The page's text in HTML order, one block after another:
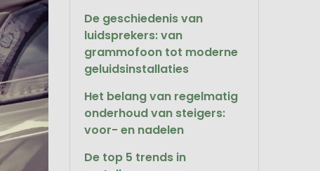
De geschiedenis van
luidsprekers: van
grammofoon tot moderne
geluidsinstallaties
Het belang van regelmatig
onderhoud van steigers:
voor- en nadelen
De top 5 trends in